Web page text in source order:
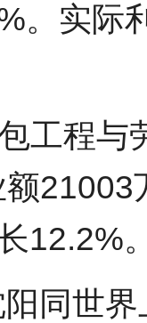
。实际
工程与
12.2%
同世